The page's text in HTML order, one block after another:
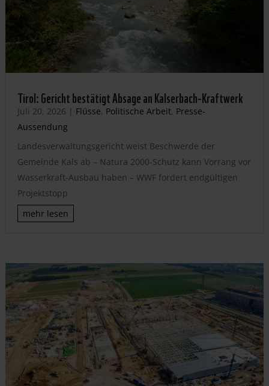
Tirol: Gericht bestätigt Absage an Kalserbach-Kraftwerk
Juli 20, 2026 | Flüsse, Politische Arbeit, Presse-
Aussendung
Landesverwaltungsgericht weist Beschwerde der
Gemeinde Kals ab – Natura 2000-Schutz kann Vorrang vor
Wasserkraft-Ausbau haben – WWF fordert endgültigen
Projektstopp
mehr lesen